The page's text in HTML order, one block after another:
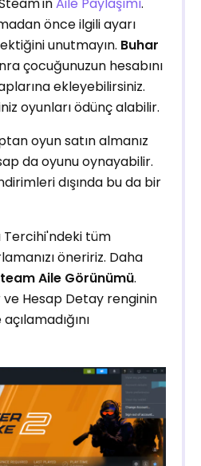
önce ilgili ayarı
unutmayın. Buhar
çocuğunuzun hesabını
ekleyebilirsiniz.
oyunları ödünç alabilir.
oyun satın almanız
da oyunu oynayabilir.
dışında bu da bir
Tercihi'ndeki tüm
öneririz. Daha
Aile Görünümü.
Hesap Detay renginin